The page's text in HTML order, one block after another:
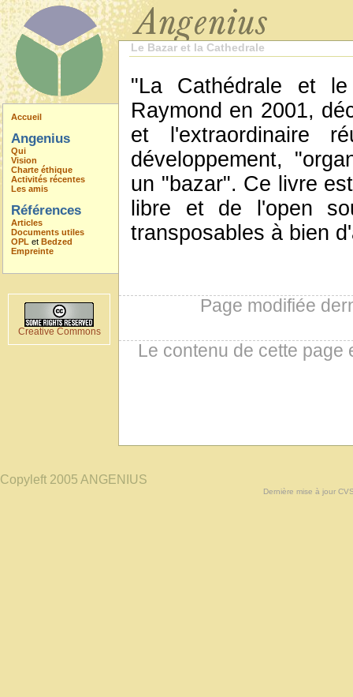
Accueil
Angenius
Qui
Vision
Charte éthique
Activités récentes
Les amis
Références
Articles
Documents utiles
OPL et Bedzed
Empreinte
Creative Commons
Le Bazar et la Cathedrale
"La Cathédrale et
Raymond en 2001,
et l'extraordinaire
développement,
un "bazar". Ce livre
libre et de l'open
transposables à bien
Page modifiée
Le contenu de cette
Copyleft 2005 ANGENIUS
Dernière mise à jour